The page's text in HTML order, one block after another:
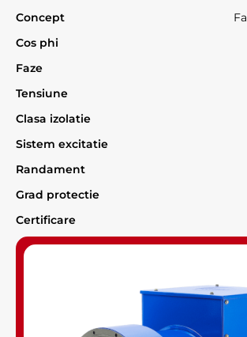
Concept
Cos phi
Faze
Tensiune
Clasa izolatie
Sistem excitatie
Randament
Grad protectie
Certificare